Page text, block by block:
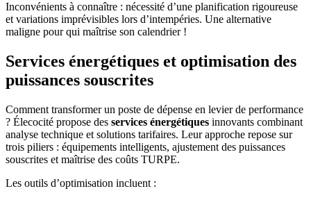
Inconvénients à connaître : nécessité d’une planification rigoureuse
et variations imprévisibles lors d’intempéries. Une alternative
maligne pour qui maîtrise son calendrier !
Services énergétiques et optimisation des
puissances souscrites
Comment transformer un poste de dépense en levier de performance
? Élecocité propose des services énergétiques innovants combinant
analyse technique et solutions tarifaires. Leur approche repose sur
trois piliers : équipements intelligents, ajustement des puissances
souscrites et maîtrise des coûts TURPE.
Les outils d’optimisation incluent :